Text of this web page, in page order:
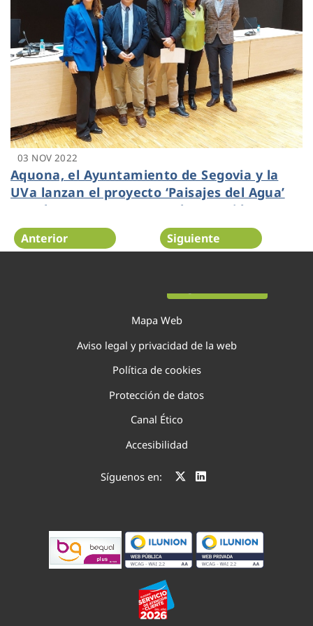
03 NOV 2022
Aquona, el Ayuntamiento de Segovia y la
UVa lanzan el proyecto ‘Paisajes del Agua’
para buscar propuestas a la recogida y
aprovechamiento del agua de lluvia
Anterior Siguiente
Mapa Web
Aviso legal y privacidad de la web
Política de cookies
Protección de datos
Canal Ético
Accesibilidad
Síguenos en: